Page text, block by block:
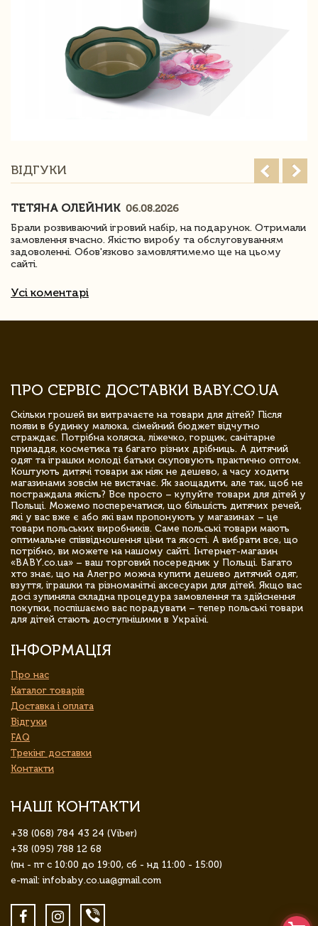
ВІДГУКИ
ТЕТЯНА ОЛЕЙНИК 06.08.2026
Брали розвиваючий ігровий набір, на подарунок. Отримали
замовлення вчасно. Якістю виробу та обслуговуванням
задоволенні. Обов'язково замовлятимемо ще на цьому
сайті.
Усі коментарі
ПРО СЕРВІС ДОСТАВКИ BABY.CO.UA
Скільки грошей ви витрачаєте на товари для дітей? Після
появи в будинку малюка, сімейний бюджет відчутно
страждає. Потрібна коляска, ліжечко, горщик, санітарне
приладдя, косметика та багато різних дрібниць. А дитячий
одяг та іграшки молоді батьки скуповують практично оптом.
Коштують дитячі товари аж ніяк не дешево, а часу ходити
магазинами зовсім не вистачає. Як заощадити, але так, щоб не
постраждала якість? Все просто – купуйте товари для дітей у
Польщі. Можемо посперечатися, що більшість дитячих речей,
які у вас вже є або які вам пропонують у магазинах – це
товари польських виробників. Саме польські товари мають
оптимальне співвідношення ціни та якості. А вибрати все, що
потрібно, ви можете на нашому сайті. Інтернет-магазин
«BABY.co.ua» – ваш торговий посередник у Польщі. Багато
хто знає, що на Алегро можна купити дешево дитячий одяг,
взуття, іграшки та різноманітні аксесуари для дітей. Якщо вас
досі зупиняла складна процедура замовлення та здійснення
покупки, поспішаємо вас порадувати – тепер польські товари
для дітей стають доступнішими в Україні.
ІНФОРМАЦІЯ
Про нас
Каталог товарів
Доставка і оплата
Відгуки
FAQ
Трекінг доставки
Контакти
НАШІ КОНТАКТИ
+38 (068) 784 43 24 (Viber)
+38 (095) 788 12 68
(пн - пт с 10:00 до 19:00, сб - нд 11:00 - 15:00)
e-mail: infobaby.co.ua@gmail.com